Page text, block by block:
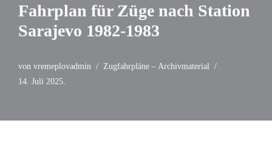
Fahrplan für Züge nach Station
Sarajevo 1982-1983
von vremeplovadmin
Zugfahrpläne – Archivmaterial
14. Juli 2025.